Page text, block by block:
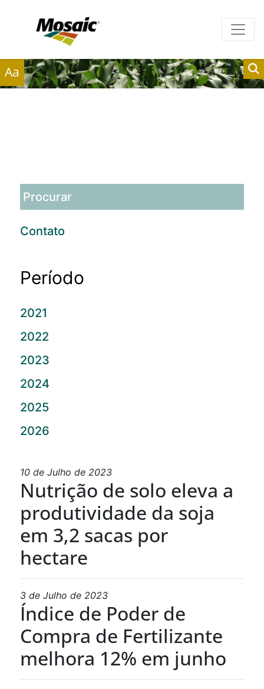
Fornecedores
Aa
Contato
Período
2021
2022
2023
2024
2025
2026
10 de Julho de 2023
Nutrição de solo eleva a
produtividade da soja
em 3,2 sacas por
hectare
3 de Julho de 2023
Índice de Poder de
Compra de Fertilizante
melhora 12% em junho